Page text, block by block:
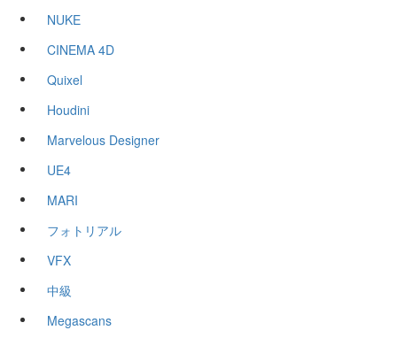
NUKE
CINEMA 4D
Quixel
Houdini
Marvelous Designer
UE4
MARI
フォトリアル
VFX
中級
Megascans